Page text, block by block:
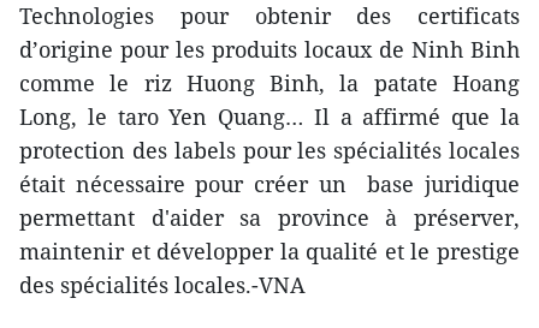
Technologies pour obtenir des certificats
d’origine pour les produits locaux de Ninh Binh
comme le riz Huong Binh, la patate Hoang
Long, le taro Yen Quang… Il a affirmé que la
protection des labels pour les spécialités locales
était nécessaire pour créer un base juridique
permettant d'aider sa province à préserver,
maintenir et développer la qualité et le prestige
des spécialités locales.-VNA